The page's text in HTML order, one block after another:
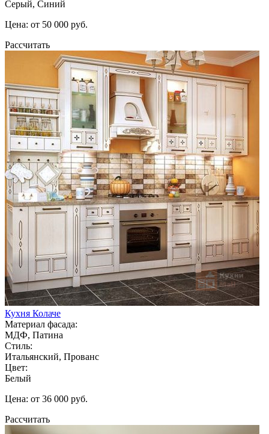
Серый, Синий
Цена: от 50 000 руб.
Рассчитать
Кухня Колаче
Материал фасада:
МДФ, Патина
Стиль:
Итальянский, Прованс
Цвет:
Белый
Цена: от 36 000 руб.
Рассчитать